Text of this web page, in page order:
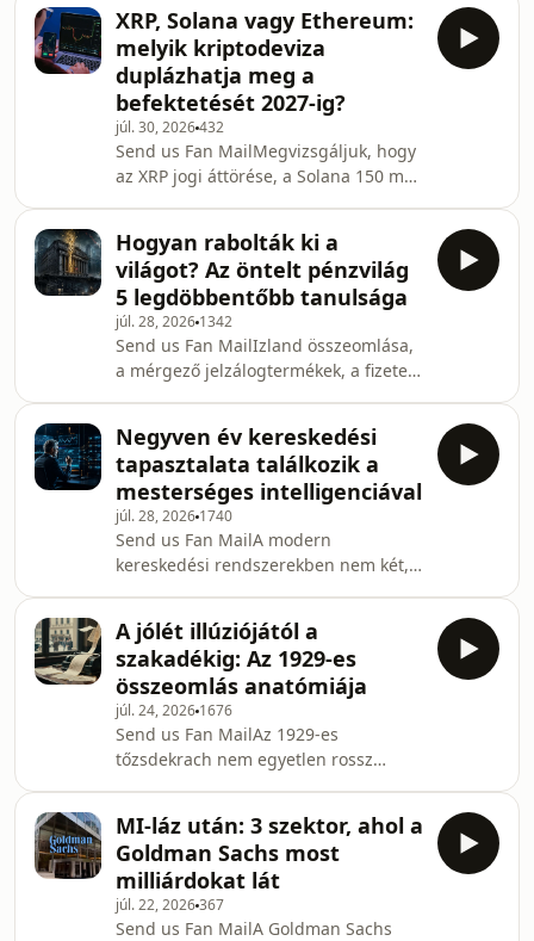
jelentős része már rendelkezésre áll.A
cikk bővebben itt olvasható.Ha tetszett
Elemzésünk a hiba okairól és a
megoldásról.A cikk bővebben itt
olvasható.Ha tetszett ez az
összefoglaló, iratkozz fel hírlevelünkre
az investrium.one oldalán!További
tananyagokért és útmutatókért pedig
látogass el a varkuti.eu oldalra – ott
kezdő szinttől a haladó
XRP, Solana vagy Ethereum:
melyik kriptodeviza
duplázhatja meg a
befektetését 2027-ig?
júl. 30, 2026432
Send us Fan MailMegvizsgáljuk, hogy
az XRP jogi áttörése, a Solana 150 ms-
100%-os profitot 2027 végére.A cikk
bővebben itt olvasható.Ha tetszett ez
az összefoglaló, iratkozz fel
hírlevelünkre az investrium.one
oldalán!További tananyagokért és
útmutatókért pedig látogass el a
varkuti.eu oldalra – ott kezdő szinttől
a haladóig mindent m
Hogyan rabolták ki a
világot? Az öntelt pénzvilág
5 legdöbbentőbb tanulsága
júl. 28, 2026 1342
Send us Fan MailIzland összeomlása,
a mérgező jelzálogtermékek, a fizetett
voltak. A 2008-as pénzügyi válság öt
tanulsága megmutatja, hogyan tették
magánvagyonná a nyereséget,
miközben a veszteségeket a
társadalomra hárították.A cikk
bővebben itt olvasható.Ha tetszett ez
az összefoglaló, iratkozz fel
hírlevelünkre az investrium.one old
Negyven év kereskedési
tapasztalata találkozik a
mesterséges intelligenciával
júl. 28, 2026 1740
Send us Fan MailA modern
kereskedési rendszerekben nem két,
meg a stratégiát, az Expert Advisor
végrehajtja a szabályokat, az MI-alapú
réteg pedig értékeli a szélesebb piaci
kontextust.A cikk bővebben itt
olvasható.Ha tetszett ez az
összefoglaló, iratkozz fel hírlevelünkre
az investrium.one oldalán!További
tananyagokért és útmutatókért
A jólét illúziójától a
szakadékig: Az 1929-es
összeomlás anatómiája
júl. 24, 2026 1676
Send us Fan MailAz 1929-es
tőzsdekrach nem egyetlen rossz
piaci manipuláció, a bankcsődök és a
hibás politikai döntések együtt
vezettek a nagy gazdasági
világválsághoz. A történet ma is
fontos figyelmeztetést jelent a
MI-láz után: 3 szektor, ahol a
Goldman Sachs most
milliárdokat lát
júl. 22, 2026367
Send us Fan MailA Goldman Sachs